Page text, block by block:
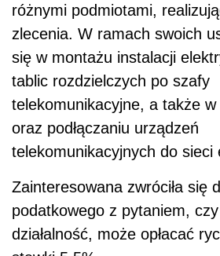
różnymi podmiotami,
zlecenia. W ramach swoich
się w montażu instalacji
tablic rozdzielczych po szafy
telekomunikacyjne, a także w
oraz podłączaniu urządzeń
telekomunikacyjnych do sieci
Zainteresowana zwróciła się
podatkowego z pytaniem,
działalność, może opłacać